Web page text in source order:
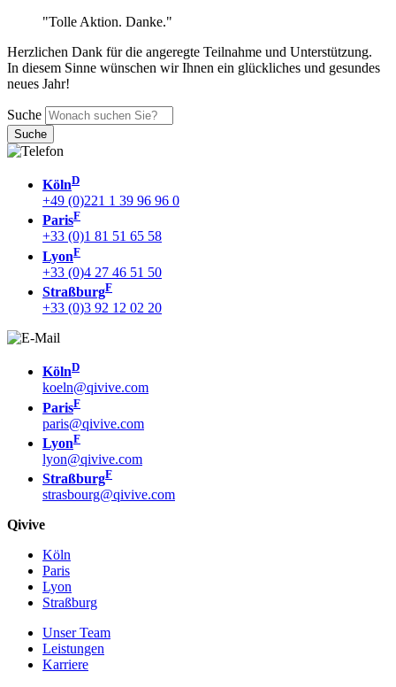
"Tolle Aktion. Danke."
Herzlichen Dank für die angeregte Teilnahme und Unterstützung.
In diesem Sinne wünschen wir Ihnen ein glückliches und gesundes
neues Jahr!
Suche
KölnD
+49 (0)221 1 39 96 96 0
ParisF
+33 (0)1 81 51 65 58
LyonF
+33 (0)4 27 46 51 50
StraßburgF
+33 (0)3 92 12 02 20
KölnD
koeln@qivive.com
ParisF
paris@qivive.com
LyonF
lyon@qivive.com
StraßburgF
strasbourg@qivive.com
Qivive
Köln
Paris
Lyon
Straßburg
Unser Team
Leistungen
Karriere